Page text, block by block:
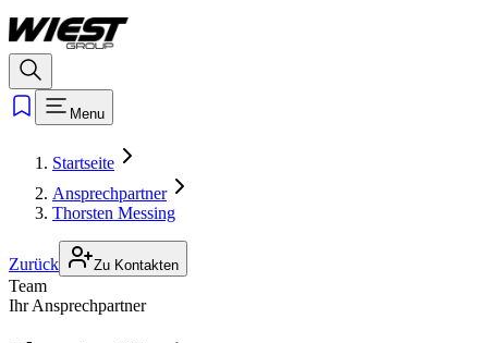
Menu
Startseite
Ansprechpartner
Thorsten Messing
Zurück Zu Kontakten
Team
Ihr Ansprechpartner